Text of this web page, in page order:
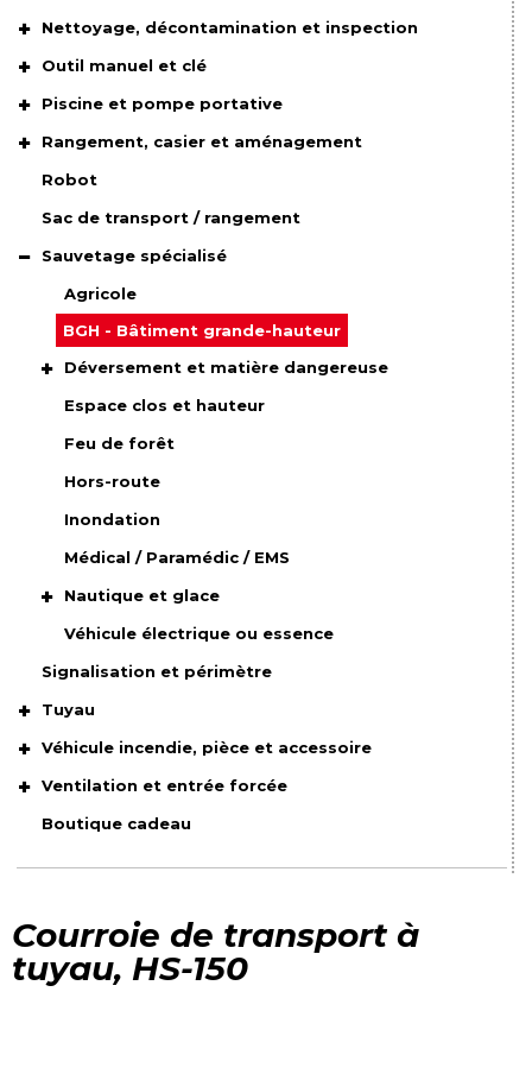
Nettoyage, décontamination et inspection
Outil manuel et clé
Piscine et pompe portative
Rangement, casier et aménagement
Robot
Sac de transport / rangement
Sauvetage spécialisé
Agricole
BGH - Bâtiment grande-hauteur
Déversement et matière dangereuse
Espace clos et hauteur
Feu de forêt
Hors-route
Inondation
Médical / Paramédic / EMS
Nautique et glace
Véhicule électrique ou essence
Signalisation et périmètre
Tuyau
Véhicule incendie, pièce et accessoire
Ventilation et entrée forcée
Boutique cadeau
Courroie de transport à
tuyau, HS-150